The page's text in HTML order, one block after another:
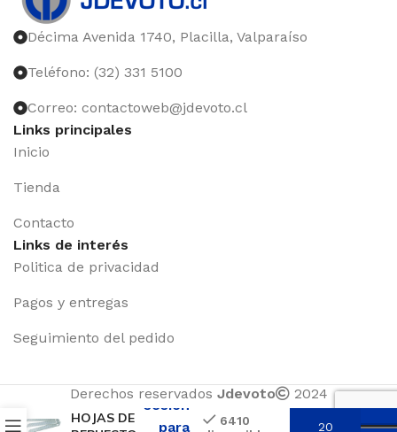
Décima Avenida 1740, Placilla, Valparaíso
Teléfono: (32) 331 5100
Correo: contactoweb@jdevoto.cl
Links principales
Inicio
Tienda
Contacto
Links de interés
Politica de privacidad
Pagos y entregas
Seguimiento del pedido
Derechos reservados Jdevoto 2024
HOJAS DE
Iniciar
sesión
para
6410